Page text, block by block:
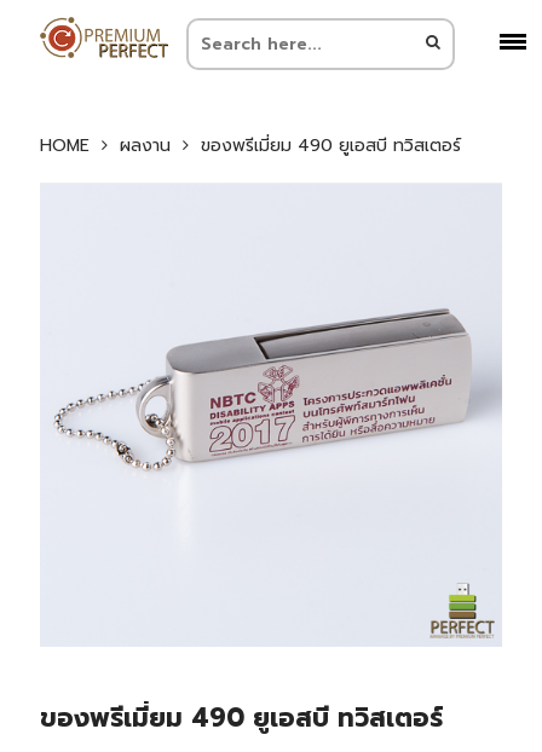
HOME ผลงาน ของพรีเมี่ยม 490 ยูเอสบี ทวิสเตอร์
ของพรีเมี่ยม 490 ยูเอสบี ทวิสเตอร์